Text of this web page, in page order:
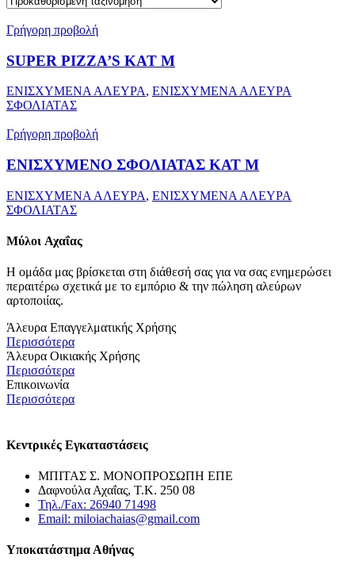
Γρήγορη προβολή
SUPER PIZZA’S KAT M
ΕΝΙΣΧΥΜΕΝΑ ΑΛΕΥΡΑ, ΕΝΙΣΧΥΜΕΝΑ ΑΛΕΥΡΑ
ΣΦΟΛΙΑΤΑΣ
Γρήγορη προβολή
ΕΝΙΣΧΥΜΕΝΟ ΣΦΟΛΙΑΤΑΣ ΚΑΤ Μ
ΕΝΙΣΧΥΜΕΝΑ ΑΛΕΥΡΑ, ΕΝΙΣΧΥΜΕΝΑ ΑΛΕΥΡΑ
ΣΦΟΛΙΑΤΑΣ
Μύλοι Αχαΐας
Η ομάδα μας βρίσκεται στη διάθεσή σας για να σας ενημερώσει
περαιτέρω σχετικά με το εμπόριο & την πώληση αλεύρων
αρτοποιίας.
Άλευρα Επαγγελματικής Χρήσης
Περισσότερα
Άλευρα Οικιακής Χρήσης
Περισσότερα
Επικοινωνία
Περισσότερα
Κεντρικές Εγκαταστάσεις
ΜΠΙΤΑΣ Σ. ΜΟΝΟΠΡΟΣΩΠΗ ΕΠΕ
Δαφνούλα Αχαΐας, Τ.Κ. 250 08
Τηλ./Fax: 26940 71498
Email: miloiachaias@gmail.com
Υποκατάστημα Αθήνας